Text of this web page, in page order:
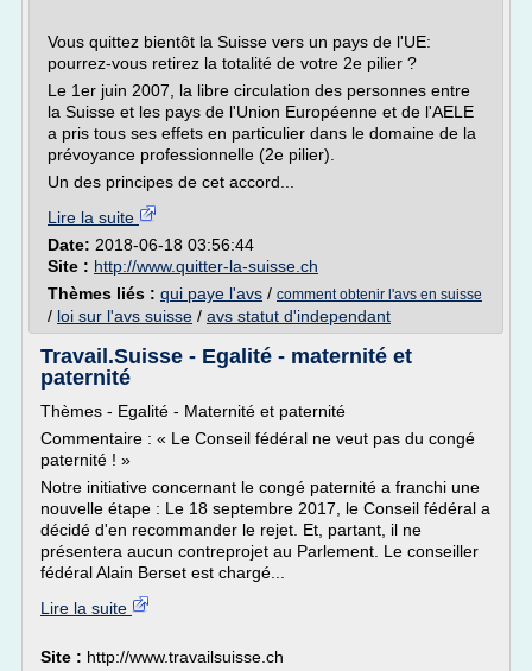
Vous quittez bientôt la Suisse vers un pays de l'UE:
pourrez-vous retirez la totalité de votre 2e pilier ?
Le 1er juin 2007, la libre circulation des personnes entre
la Suisse et les pays de l'Union Européenne et de l'AELE
a pris tous ses effets en particulier dans le domaine de la
prévoyance professionnelle (2e pilier).
Un des principes de cet accord...
Lire la suite
Date: 2018-06-18 03:56:44
Site : http://www.quitter-la-suisse.ch
Thèmes liés : qui paye l'avs / comment obtenir l'avs en suisse
/ loi sur l'avs suisse / avs statut d'independant
Travail.Suisse - Egalité - maternité et
paternité
Thèmes - Egalité - Maternité et paternité
Commentaire : « Le Conseil fédéral ne veut pas du congé
paternité ! »
Notre initiative concernant le congé paternité a franchi une
nouvelle étape : Le 18 septembre 2017, le Conseil fédéral a
décidé d'en recommander le rejet. Et, partant, il ne
présentera aucun contreprojet au Parlement. Le conseiller
fédéral Alain Berset est chargé...
Lire la suite
Site : http://www.travailsuisse.ch